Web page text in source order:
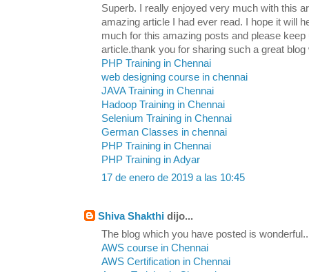
Superb. I really enjoyed very much with this
amazing article I had ever read. I hope it will
much for this amazing posts and please
article.thank you for sharing such a great
PHP Training in Chennai
web designing course in chennai
JAVA Training in Chennai
Hadoop Training in Chennai
Selenium Training in Chennai
German Classes in chennai
PHP Training in Chennai
PHP Training in Adyar
17 de enero de 2019 a las 10:45
Shiva Shakthi dijo...
The blog which you have posted is
AWS course in Chennai
AWS Certification in Chennai